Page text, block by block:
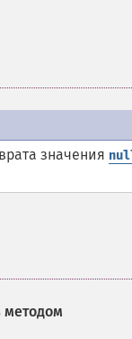
значения
методом